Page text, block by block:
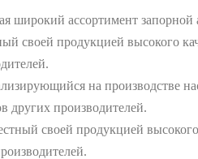
широкий ассортимент
своей продукцией высокого
на производстве
других производителей.
своей продукцией